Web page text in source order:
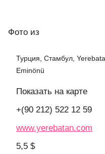
Фото из
Турция, Стамбул,
Eminönü
Показать на карте
+(90 212) 522 12 59
www.yerebatan.com
5,5 $